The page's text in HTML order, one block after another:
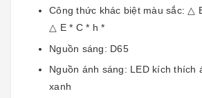
Công thức khác biệt màu sắc: △
△ E * C * h *
Nguồn sáng: D65
Nguồn ánh sáng: LED kích thích
xanh